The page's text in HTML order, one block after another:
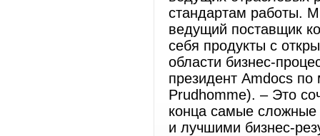
стандартам работы.
ведущий поставщик
себя продукты с
области бизнес-
президент Amdocs
Prudhomme). – Это
конца самые
и лучшими бизнес-